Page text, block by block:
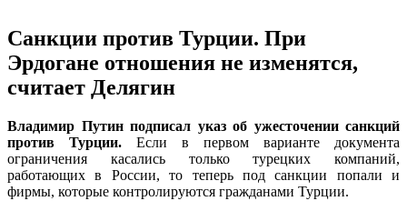
Санкции против Турции. При
Эрдогане отношения не изменятся,
считает Делягин
Владимир Путин подписал указ об ужесточении санкций
против Турции. Если в первом варианте документа
ограничения касались только турецких компаний,
работающих в России, то теперь под санкции попали и
фирмы, которые контролируются гражданами Турции.